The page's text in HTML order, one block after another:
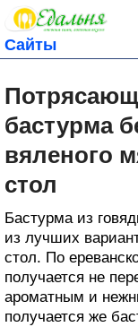
Сайты
бастурма
вяленого
стол
Бастурма из
из лучших
стол. По
получается не
ароматным и
получается же